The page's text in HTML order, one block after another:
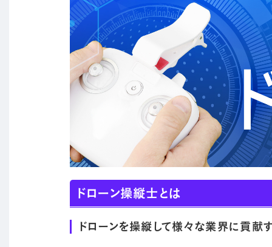
ドローン操縦士とは
ドローンを操縦して様々な業界に貢献